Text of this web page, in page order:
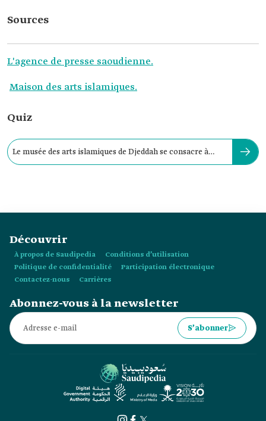
Sources
L'agence de presse saoudienne.
Maison des arts islamiques.
Quiz
Le musée des arts islamiques de Djeddah se consacre à
Découvrir
À propos de Saudipedia
Conditions d’utilisation
Politique de confidentialité
Participation électronique
Contactez-nous
Carrières
Abonnez-vous à la newsletter
S’abonner